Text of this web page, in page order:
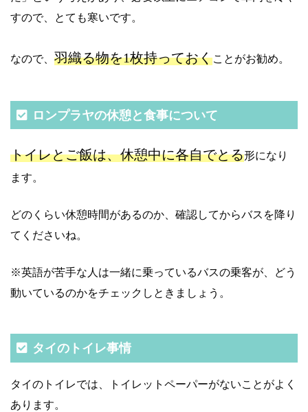
すので、とても寒いです。
なので、 羽織る物を1枚持っておくことがお勧め。
ロンプラヤの休憩と食事について
トイレとご飯は、休憩中に各自でとる形になり
ます。
どのくらい休憩時間があるのか、確認してからバスを降り
てくださいね。
※英語が苦手な人は一緒に乗っているバスの乗客が、どう
動いているのかをチェックしときましょう。
タイのトイレ事情
タイのトイレでは、トイレットペーパーがないことがよく
あります。